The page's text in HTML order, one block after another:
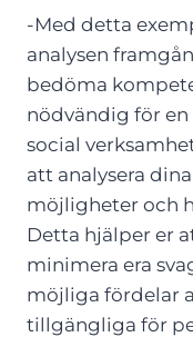
-Med detta
analysen
bedöma
nödvändig för en
social
att analysera
möjligheter och
Detta hjälper er
minimera era
möjliga fördelar
tillgängliga för